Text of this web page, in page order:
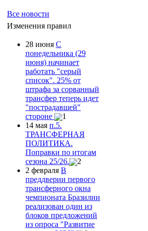
Все новости
Изменения правил
28 июня С
понедельника (29
июня) начинает
работать "серый
список". 25% от
штрафа за сорванный
трансфер теперь идет
"пострадавшей"
стороне
1
14 мая п.5.
ТРАНСФЕРНАЯ
ПОЛИТИКА.
Поправки по итогам
сезона 25/26.
2
2 февраля В
преддверии первого
трансферного окна
чемпионата Бразилии
реализован один из
блоков предложений
из опроса "Развитие